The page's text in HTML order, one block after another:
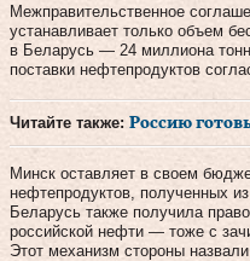
Межправительственное
устанавливает только объем
в Беларусь — 24 миллиона
поставки нефтепродуктов
Читайте также: Россию
Минск оставляет в своем
нефтепродуктов, полученных
Беларусь также получила
российской нефти — тоже с
Этот механизм стороны